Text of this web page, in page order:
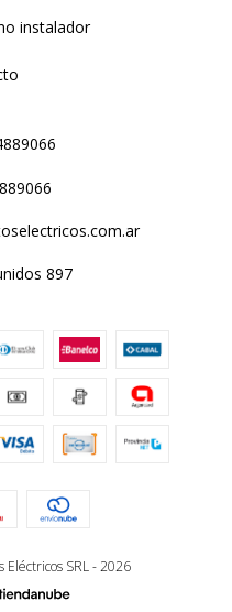
instalador
897
SRL - 2026